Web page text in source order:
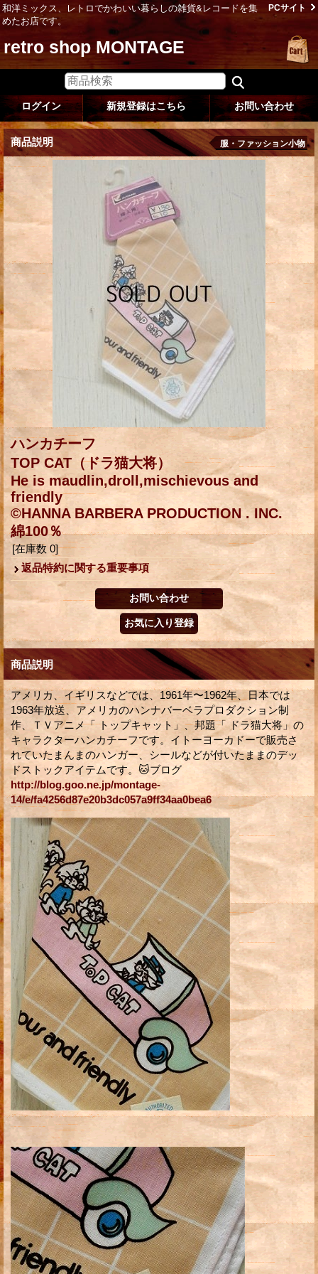
和洋ミックス、レトロでかわいい暮らしの雑貨&レコードを集
めたお店です。
PCサイト
retro shop MONTAGE
ログイン 新規登録はこちら お問い合わせ
商品説明 服・ファッション小物
ハンカチーフ
TOP CAT（ドラ猫大将）
He is maudlin,droll,mischievous and
friendly
©HANNA BARBERA PRODUCTION . INC.
綿100％
[在庫数 0]
返品特約に関する重要事項
商品説明
アメリカ、イギリスなどでは、1961年〜1962年、日本では
1963年放送、アメリカのハンナバーベラプロダクション制
作、ＴＶアニメ「 トップキャット」、邦題「 ドラ猫大将」の
キャラクターハンカチーフです。イトーヨーカドーで販売さ
れていたまんまのハンガー、シールなどが付いたままのデッ
ドストックアイテムです。🐱ブログ
http://blog.goo.ne.jp/montage-
14/e/fa4256d87e20b3dc057a9ff34aa0bea6